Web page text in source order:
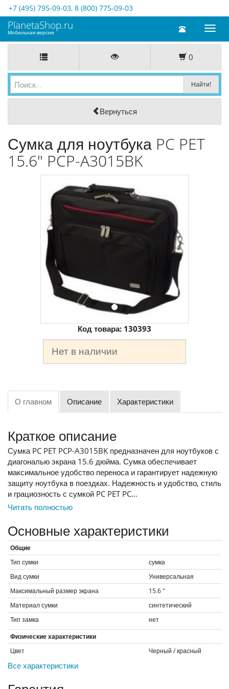
+7 (495) 795-09-03, 8 (800) 775-09-03
Toggle
PlanetaShop.ru
Мобильная версия
0
Вернуться
Сумка для ноутбука PC PET
15.6" PCP-A3015BK
Код товара: 130393
Нет в наличии
О главном Описание Характеристики
Краткое описание
Сумка PC PET PCP-A3015BK предназначен для ноутбуков с
диагональю экрана 15.6 дюйма. Сумка обеспечивает
максимальное удобство переноса и гарантирует надежную
защиту ноутбука в поездках. Надежность и удобство, стиль
и грациозность с сумкой PC PET PC...
Читать полностью
Основные характеристики
Общие
Тип сумки
сумка
Вид сумки
Универсальная
Максимальный размер экрана
15.6"
Материал сумки
синтетический
Тип замка
нет
Физические характеристики
Цвет
Черный / красный
Все характеристики